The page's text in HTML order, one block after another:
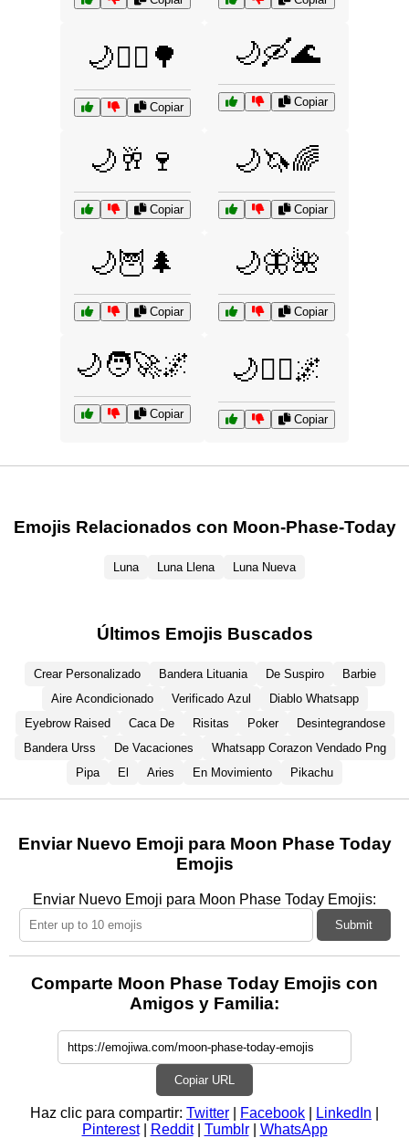
🌙🚶‍♂️🌳
Copiar
🌙🛶🌊
Copiar
🌙🥂🍷
Copiar
🌙🦄🌈
Copiar
🌙🦉🌲
Copiar
🌙🦋🌺
Copiar
🌙🧑‍🚀🌌
Copiar
🌙🧘‍♀️🌌
Copiar
Emojis Relacionados con Moon-Phase-Today
Luna Luna Llena Luna Nueva
Últimos Emojis Buscados
Crear Personalizado Bandera Lituania De Suspiro
Barbie
Aire Acondicionado
Verificado Azul
Diablo Whatsapp
Eyebrow Raised
Caca De Risitas Poker
Desintegrandose
Bandera Urss
De Vacaciones
Whatsapp Corazon Vendado Png
Pipa
El Aries En Movimiento Pikachu
Enviar Nuevo Emoji para Moon Phase Today
Emojis
Enviar Nuevo Emoji para Moon Phase Today Emojis:
Submit
Comparte Moon Phase Today Emojis con
Amigos y Familia:
Copiar URL
Haz clic para compartir: Twitter Facebook LinkedIn
Pinterest| Reddit| Tumblr| WhatsApp